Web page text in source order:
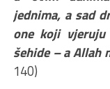
jednima, a sad
one koji
šehide – a Allah
140)